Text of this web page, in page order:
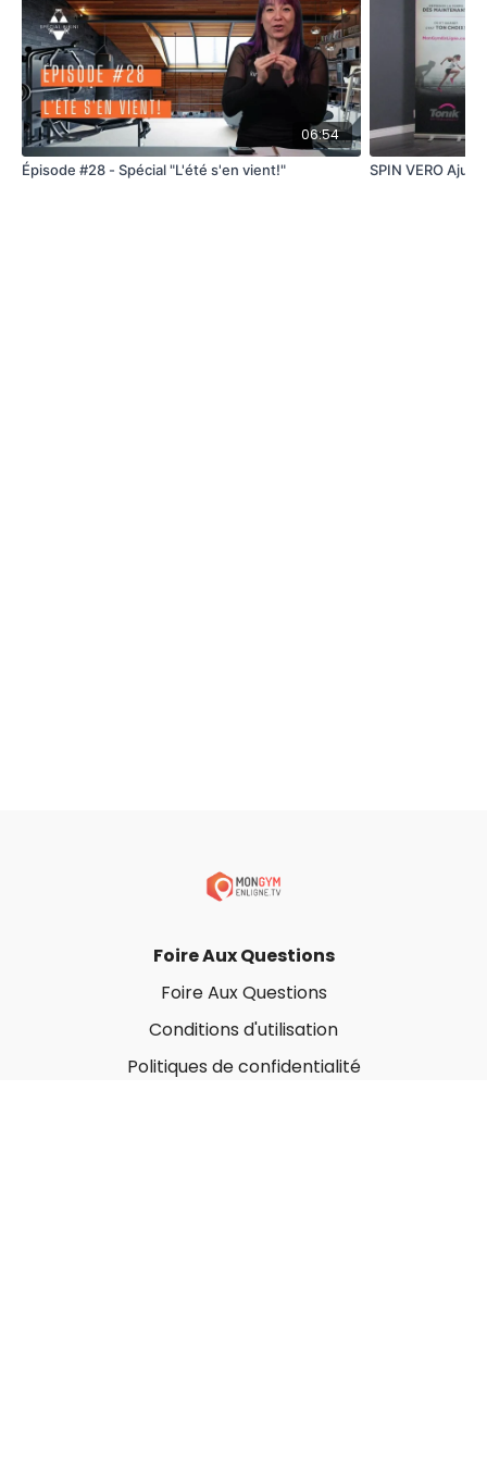
06:54
Épisode #28 - Spécial "L'été s'en vient!" SPIN VERO
Foire Aux Questions
Foire Aux Questions
Conditions d'utilisation
Politiques de confidentialité